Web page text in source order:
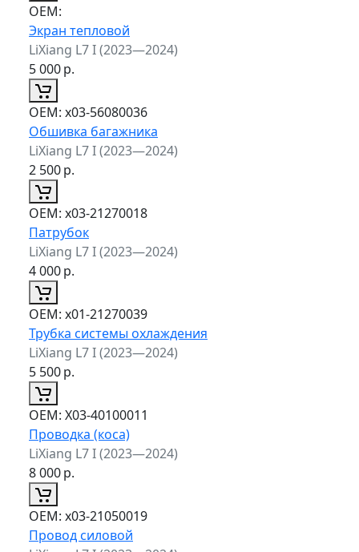
ОЕМ:
Экран тепловой
LiXiang L7 I (2023—2024)
5 000р.
ОЕМ: x03-56080036
Обшивка багажника
LiXiang L7 I (2023—2024)
2 500р.
ОЕМ: x03-21270018
Патрубок
LiXiang L7 I (2023—2024)
4 000р.
ОЕМ: x01-21270039
Трубка системы охлаждения
LiXiang L7 I (2023—2024)
5 500р.
ОЕМ: X03-40100011
Проводка (коса)
LiXiang L7 I (2023—2024)
8 000р.
ОЕМ: x03-21050019
Провод силовой